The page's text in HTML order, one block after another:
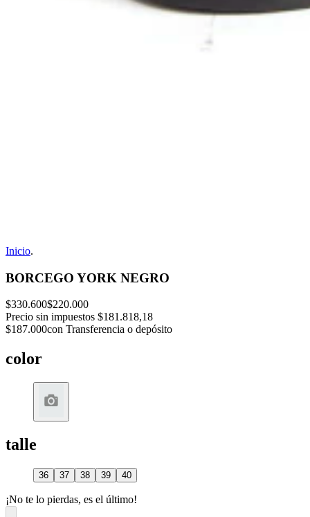
Inicio.
BORCEGO YORK NEGRO
$330.600$220.000
Precio sin impuestos $181.818,18
$187.000con Transferencia o depósito
color
talle
36 37 38 39 40
¡No te lo pierdas, es el último!